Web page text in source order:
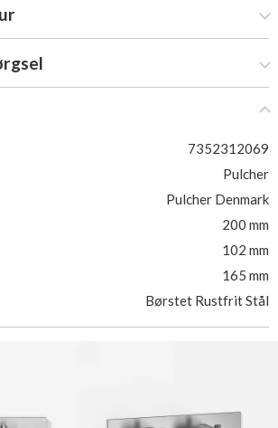
7352312069
Pulcher
Pulcher Denmark
200 mm
102 mm
165 mm
Børstet Rustfrit Stål